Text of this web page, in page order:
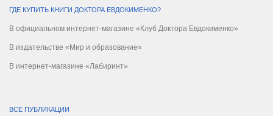
ГДЕ КУПИТЬ КНИГИ ДОКТОРА ЕВДОКИМЕНКО?
В официальном интернет-магазине «Клуб Доктора Евдокименко»
В издательстве «Мир и образование»
В интернет-магазине «Лабиринт»
ВСЕ ПУБЛИКАЦИИ